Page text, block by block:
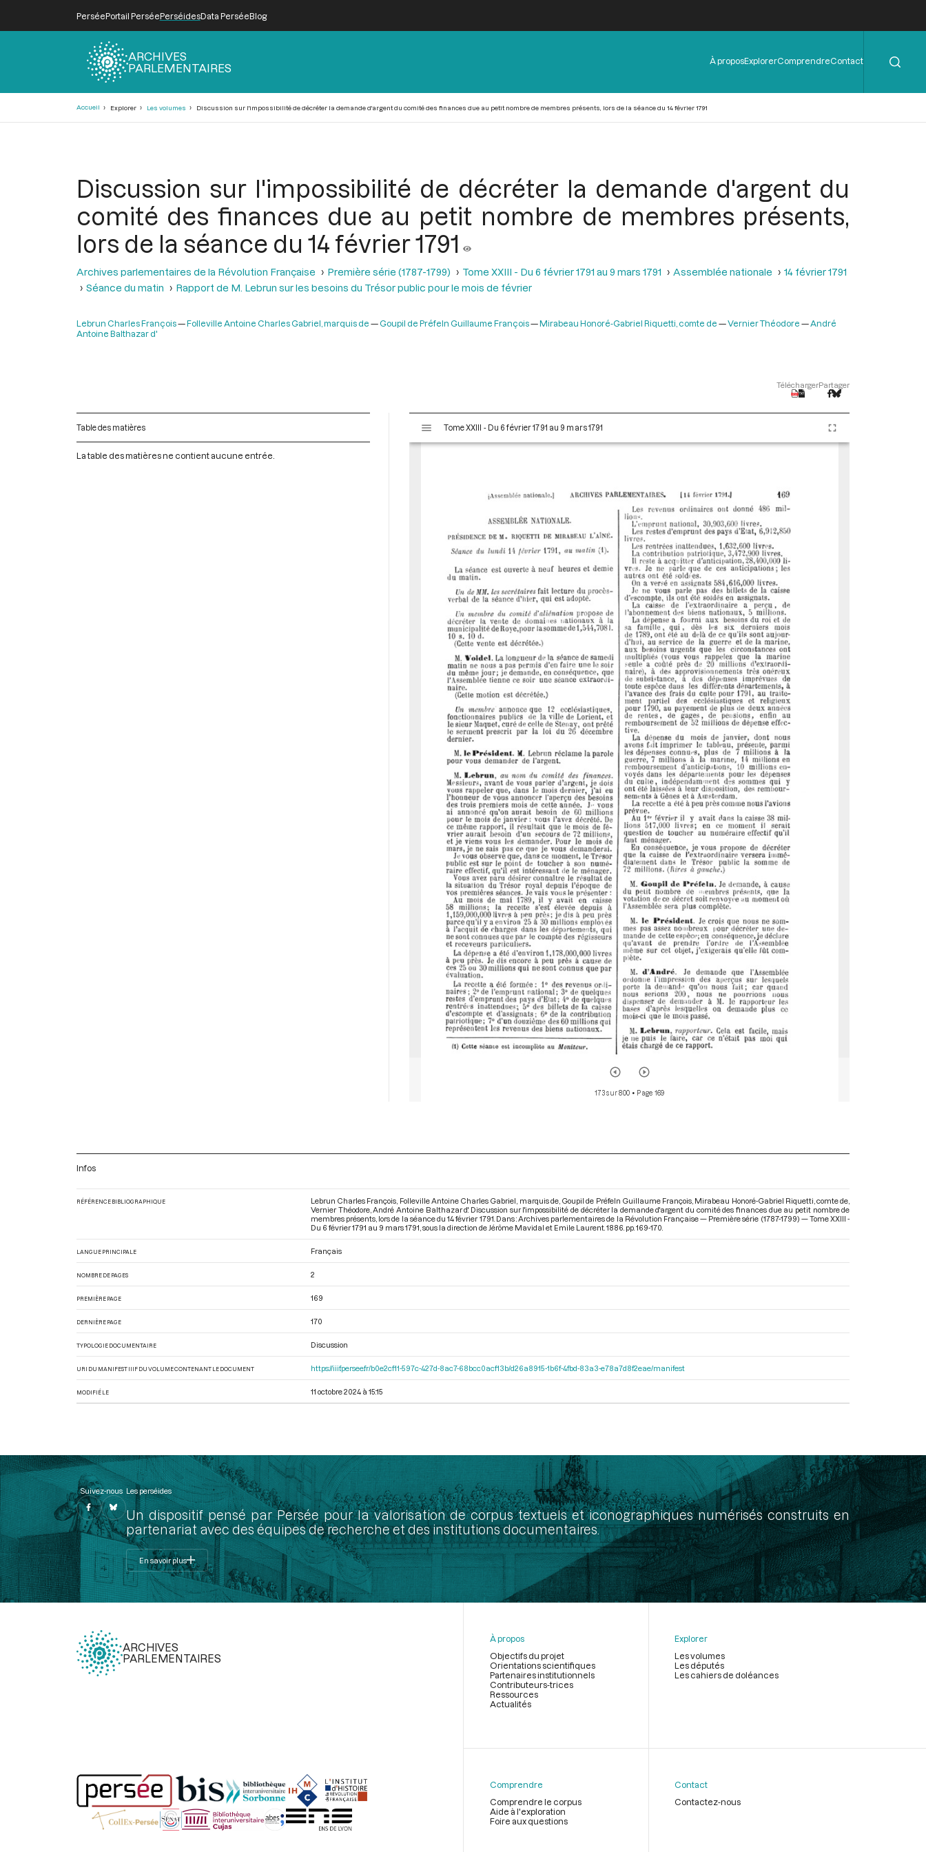
PerséePortail PerséePerséidesData PerséeBlog
ARCHIVES
PARLEMENTAIRES
Menu
de
À proposExplorerComprendreContact
Accueil Explorer Les volumes Discussion sur l'impossibilité de décréter la demande d'argent du comité des finances due au petit nombre de membres présents, lors de la séance du 14 février 1791
Discussion sur l'impossibilité de décréter la demande d'argent du
comité des finances due au petit nombre de membres présents,
lors de la séance du 14 février 1791
Archives parlementaires de la Révolution Française Première série (1787-1799) Tome XXIII - Du 6 février 1791 au 9 mars 1791 Assemblée nationale
14 février 1791
Séance du matin
Rapport de M. Lebrun sur les besoins du Trésor public pour le mois de février
Lebrun Charles François Folleville Antoine Charles Gabriel, marquis de Goupil de Préfeln Guillaume François Mirabeau Honoré-Gabriel Riquetti, comte de Vernier Théodore
André
Antoine Balthazar d'
TéléchargerPartager
Table des matières
La table des matières ne contient aucune entrée.
s
Tome XXIII - Du 6 février 1791 au 9 mars 1791
173 sur 800 • Page 169
Infos
RÉFÉRENCE BIBLIOGRAPHIQUE
Lebrun Charles François, Folleville Antoine Charles Gabriel, marquis de, Goupil de Préfeln Guillaume François, Mirabeau Honoré-Gabriel Riquetti, comte de,
Vernier Théodore, André Antoine Balthazar d'. Discussion sur l'impossibilité de décréter la demande d'argent du comité des finances due au petit nombre de
membres présents, lors de la séance du 14 février 1791. Dans : Archives parlementaires de la Révolution Française — Première série (1787-1799) — Tome XXIII -
Du 6 février 1791 au 9 mars 1791 , sous la direction de Jérôme Mavidal et Emile Laurent. 1886. pp. 169-170.
LANGUE PRINCIPALE Français
NOMBRE DE PAGES 2
PREMIÈRE PAGE 169
DERNIÈRE PAGE 170
TYPOLOGIE DOCUMENTAIRE Discussion
URI DU MANIFEST IIIF DU VOLUME CONTENANT LE DOCUMENT https://iiif.persee.fr/b0e2cf11-597c-427d-8ac7-68bcc0acf13b/d26a8915-1b6f-4fbd-83a3-e78a7d8f2eae/manifest
MODIFIÉ LE 11 octobre 2024 à 15:15
Suivez-nous Les perséides
Un dispositif pensé par Persée pour la valorisation de corpus textuels et iconographiques numérisés construits en
partenariat avec des équipes de recherche et des institutions documentaires.
En savoir plus
ARCHIVES
PARLEMENTAIRES
page
À propos
Objectifs du projet
Orientations scientifiques
Partenaires institutionnels
Contributeurs-trices
Ressources
Actualités
Explorer
Les volumes
Les députés
Les cahiers de doléances
Comprendre
Comprendre le corpus
Aide à l'exploration
Foire aux questions
Contact
Contactez-nous